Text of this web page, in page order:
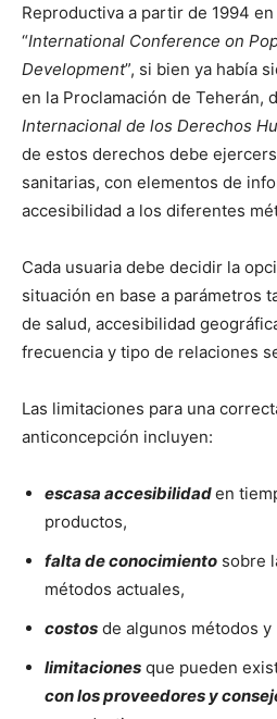
Reproductiva a partir de 1994
“International Conference on
Development”, si bien ya había
en la Proclamación de Teherán,
Internacional de los Derechos
de estos derechos debe
sanitarias, con elementos de
accesibilidad a los diferentes
Cada usuaria debe decidir la
situación en base a parámetros
de salud, accesibilidad
frecuencia y tipo de relaciones
Las limitaciones para una
anticoncepción incluyen:
escasa accesibilidaden
productos,
falta de conocimiento sobre
métodos actuales,
costos de algunos métodos y
limitaciones que pueden
con los proveedores y